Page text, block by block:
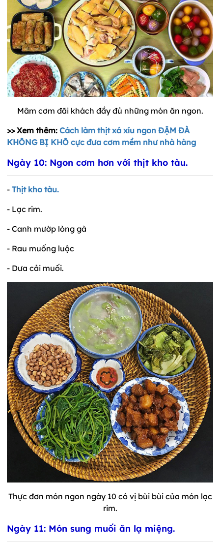
Mâm cơm đãi khách đầy đủ những món ăn ngon.
>> Xem thêm: Cách làm thịt xá xíu ngon ĐẬM ĐÀ
KHÔNG BỊ KHÔ cực đưa cơm mềm như nhà hàng
Ngày 10: Ngon cơm hơn với thịt kho tàu.
- Thịt kho tàu.
- Lạc rim.
- Canh mướp lòng gà
- Rau muống luộc
- Dưa cải muối.
Thực đơn món ngon ngày 10 có vị bùi bùi của món lạc
rim.
Ngày 11: Món sung muối ăn lạ miệng.